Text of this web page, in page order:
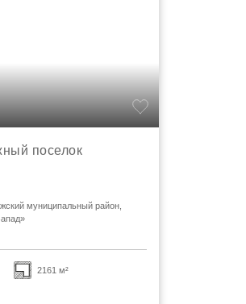
поселок
муниципальный район,
2161 м²